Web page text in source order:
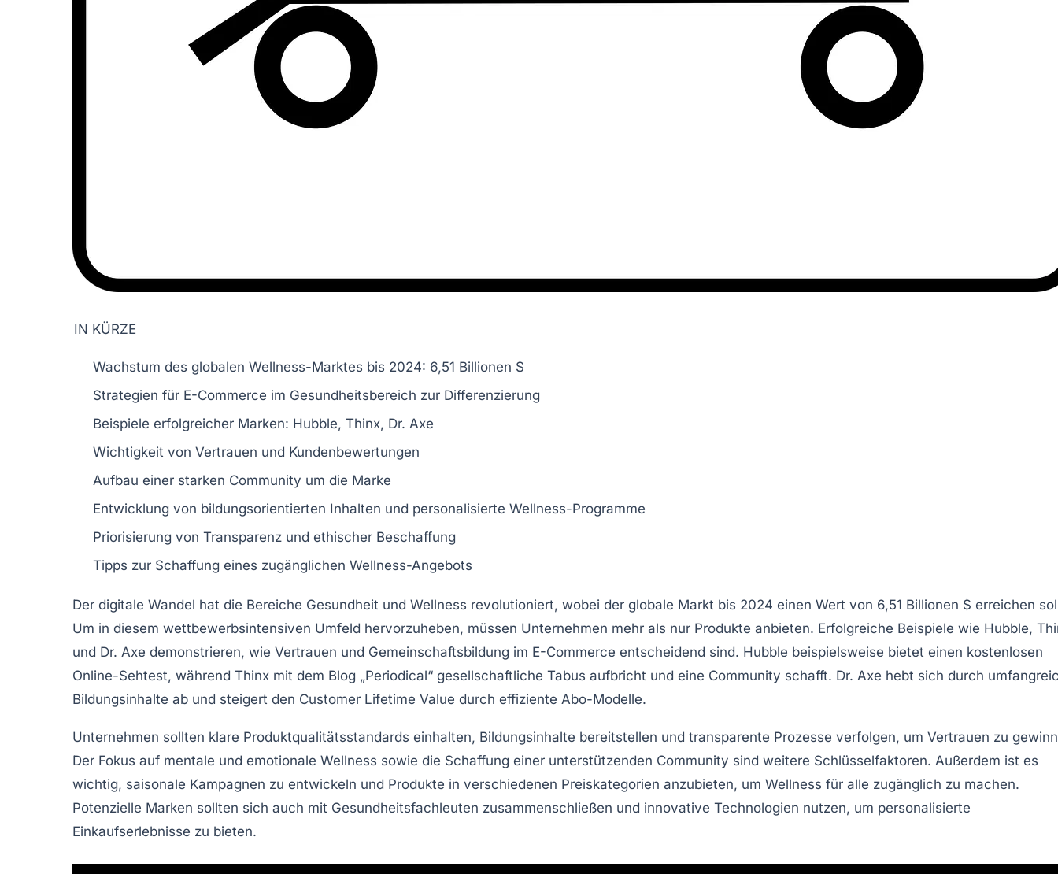
IN KÜRZE
Wachstum des globalen Wellness-Marktes bis 2024: 6,51 Billionen $
Strategien für E-Commerce im Gesundheitsbereich zur Differenzierung
Beispiele erfolgreicher Marken: Hubble, Thinx, Dr. Axe
Wichtigkeit von Vertrauen und Kundenbewertungen
Aufbau einer starken Community um die Marke
Entwicklung von bildungsorientierten Inhalten und personalisierte Wellness-Programme
Priorisierung von Transparenz und ethischer Beschaffung
Tipps zur Schaffung eines zugänglichen Wellness-Angebots
Der digitale Wandel hat die Bereiche Gesundheit und Wellness revolutioniert, wobei der globale Markt bis 2024 einen Wert von 6,51 Billionen $ erreichen
Um in diesem wettbewerbsintensiven Umfeld hervorzuheben, müssen Unternehmen mehr als nur Produkte anbieten. Erfolgreiche Beispiele wie Hubble,
und Dr. Axe demonstrieren, wie Vertrauen und Gemeinschaftsbildung im E-Commerce entscheidend sind. Hubble beispielsweise bietet einen kostenlosen
Online-Sehtest, während Thinx mit dem Blog „Periodical“ gesellschaftliche Tabus aufbricht und eine Community schafft. Dr. Axe hebt sich durch
Bildungsinhalte ab und steigert den Customer Lifetime Value durch effiziente Abo-Modelle.
Unternehmen sollten klare Produktqualitätsstandards einhalten, Bildungsinhalte bereitstellen und transparente Prozesse verfolgen, um Vertrauen zu
Der Fokus auf mentale und emotionale Wellness sowie die Schaffung einer unterstützenden Community sind weitere Schlüsselfaktoren. Außerdem ist es
wichtig, saisonale Kampagnen zu entwickeln und Produkte in verschiedenen Preiskategorien anzubieten, um Wellness für alle zugänglich zu machen.
Potenzielle Marken sollten sich auch mit Gesundheitsfachleuten zusammenschließen und innovative Technologien nutzen, um personalisierte
Einkaufserlebnisse zu bieten.